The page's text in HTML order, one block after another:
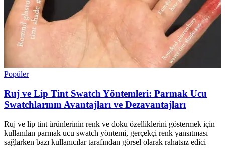
Popüler
Ruj ve Lip Tint Swatch Yöntemleri: Parmak Ucu
Swatchlarının Avantajları ve Dezavantajları
Ruj ve lip tint ürünlerinin renk ve doku özelliklerini göstermek için
kullanılan parmak ucu swatch yöntemi, gerçekçi renk yansıtması
sağlarken bazı kullanıcılar tarafından görsel olarak rahatsız edici